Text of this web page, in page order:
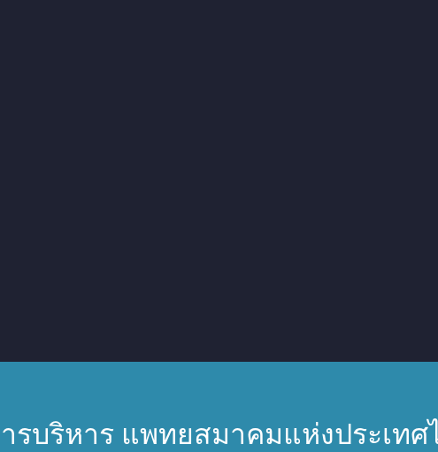
รบริหาร แพทยสมาคมแห่งประเท